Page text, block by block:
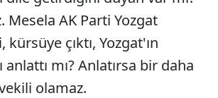
Mesela AK Parti Yozgat
çıktı, Yozgat'ın
anlattı mı? Anlatırsa bir daha
olamaz.